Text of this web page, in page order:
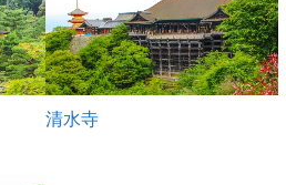
清水寺